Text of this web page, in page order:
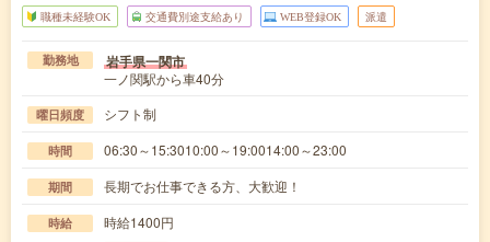
職種未経験OK 交通費別途支給あり WEB登録OK 派遣
勤務地 岩手県一関市
一ノ関駅から車40分
曜日頻度 シフト制
時間 06:30～15:3010:00～19:0014:00～23:00
期間 長期でお仕事できる方、大歓迎！
時給 時給1400円